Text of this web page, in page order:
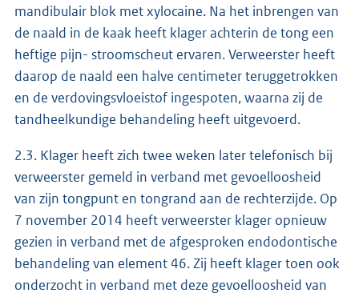
mandibulair blok met xylocaine. Na het inbrengen van
de naald in de kaak heeft klager achterin de tong een
heftige pijn- stroomscheut ervaren. Verweerster heeft
daarop de naald een halve centimeter teruggetrokken
en de verdovingsvloeistof ingespoten, waarna zij de
tandheelkundige behandeling heeft uitgevoerd.
2.3. Klager heeft zich twee weken later telefonisch bij
verweerster gemeld in verband met gevoelloosheid
van zijn tongpunt en tongrand aan de rechterzijde. Op
7 november 2014 heeft verweerster klager opnieuw
gezien in verband met de afgesproken endodontische
behandeling van element 46. Zij heeft klager toen ook
onderzocht in verband met deze gevoelloosheid van